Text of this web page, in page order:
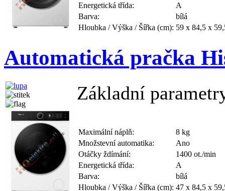
Energetická třída:
A
Barva:
bílá
Hloubka / Výška / Šířka (cm): 59 x 84,5 x
Automatická pračka
Základní
Maximální náplň:
8 kg
Množstevní automatika:
Ano
Otáčky ždímání:
1400 ot./min
Energetická třída:
A
Barva:
bílá
Hloubka / Výška / Šířka (cm): 47 x 84,5 x